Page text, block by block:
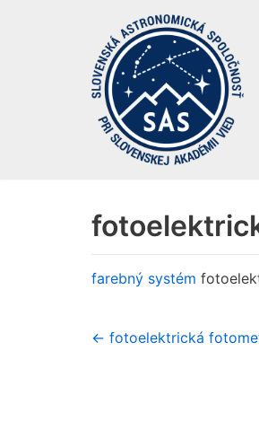
farebný systém
← fotoelektrická